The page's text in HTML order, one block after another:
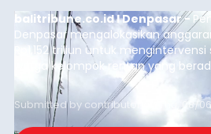
balitribune.co.id I Denpasar -
Denpasar mengalokasikan
Rp1,152 triliun untuk
warga kelompok rentan yang
garis kemiskinan. Langkah
guna menjaga masyarakat yang
kelompok desil 5 dan 6 tersebut
merosot ke kategori miskin.
Submitted by contributor Thu, 08/